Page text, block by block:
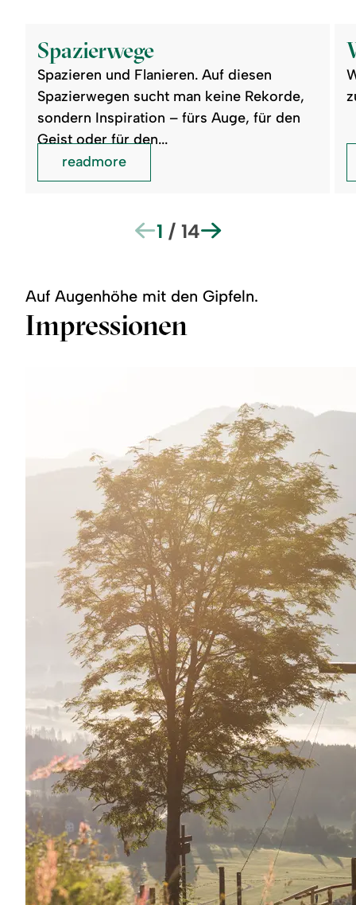
Spazierwege
Spazieren und Flanieren. Auf diesen
Spazierwegen sucht man keine Rekorde,
sondern Inspiration – fürs Auge, für den
Geist oder für den...
Spazierwege
readmore
1 / 14
Auf Augenhöhe mit den Gipfeln.
Impressionen